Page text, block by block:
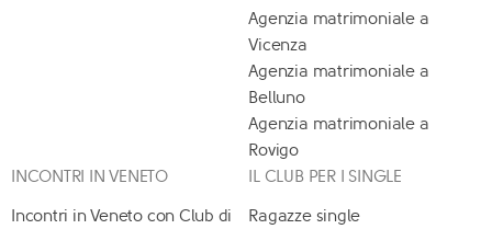
Agenzia matrimoniale a
Vicenza
Agenzia matrimoniale a
Belluno
Agenzia matrimoniale a
Rovigo
INCONTRI IN VENETO
Incontri in Veneto con Club di
IL CLUB PER I SINGLE
Ragazze single